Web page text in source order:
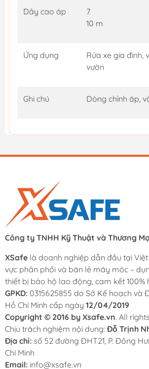
Dây cao áp
7
10 m
Ứng dụng
Rửa xe gia đình,
vườn
Ghi chú Dòng chỉnh áp,
Công ty TNHH Kỹ Thuật và Thương
XSafe là doanh nghiệp dẫn đầu tại
vực phân phối và bán lẻ máy móc –
thiết bị bảo hộ lao động, cam kết 100%
GPKD: 0315625855 do Sở Kế hoạch và
Hồ Chí Minh cấp ngày 12/04/2019
Copyright © 2016 by Xsafe.vn. All
Chịu trách nghiệm nội dung: Đỗ Trịnh
Địa chỉ: số 52 đường ĐHT21, P. Đông
Chí Minh
Email: info@xsafe.vn